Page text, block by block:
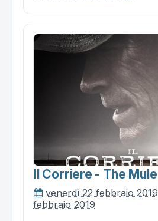
Il Corriere - The Mule
venerdì 22 febbraio 2019
febbraio 2019